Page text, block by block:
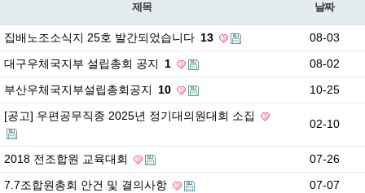
제목 날짜
집배노조소식지 25호 발간되었습니다 13
08-03
대구우체국지부 설립총회 공지
1
08-02
부산우체국지부설립총회공지
10
10-25
[공고] 우편공무직종 2025년 정기대의원대회 소집
02-10
2018 전조합원 교육대회
07-26
7.7조합원총회 안건 및 결의사항
07-07